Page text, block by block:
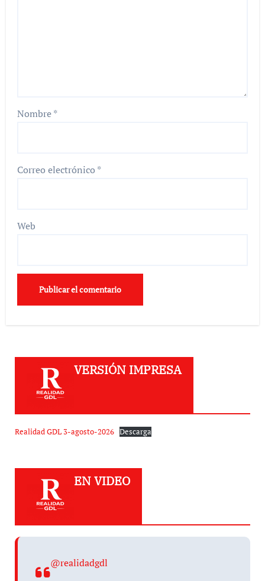
Nombre*
Correo electrónico *
Web
VERSIÓN IMPRESA
Realidad GDL 3-agosto-2026 Descarga
EN VIDEO
@realidadgdl